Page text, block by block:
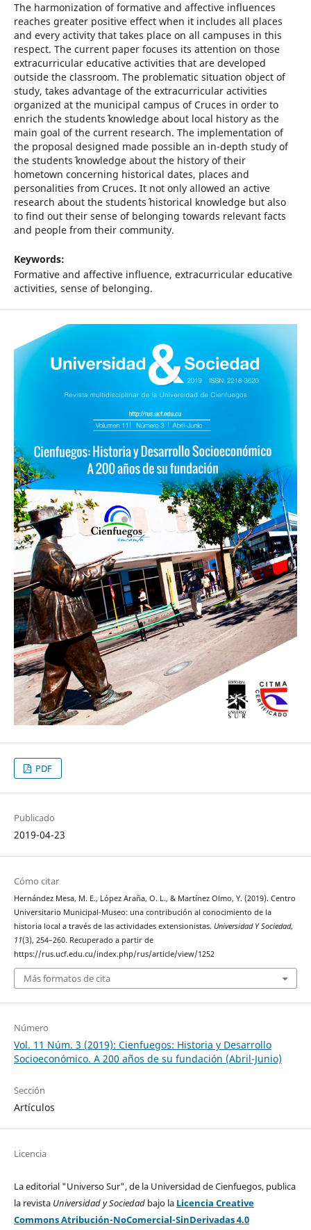
The harmonization of formative and affective influences
reaches greater positive effect when it includes all places
and every activity that takes place on all campuses in this
respect. The current paper focuses its attention on those
extracurricular educative activities that are developed
outside the classroom. The problematic situation object of
study, takes advantage of the extracurricular activities
organized at the municipal campus of Cruces in order to
enrich the students´ knowledge about local history as the
main goal of the current research. The implementation of
the proposal designed made possible an in-depth study of
the students´ knowledge about the history of their
hometown concerning historical dates, places and
personalities from Cruces. It not only allowed an active
research about the students´ historical knowledge but also
to find out their sense of belonging towards relevant facts
and people from their community.
Keywords:
Formative and affective influence, extracurricular educative
activities, sense of belonging.
PDF
Publicado
2019-04-23
Cómo citar
Hernández Mesa, M. E., López Araña, O. L., & Martínez Olmo, Y. (2019). Centro
Universitario Municipal-Museo: una contribución al conocimiento de la
historia local a través de las actividades extensionistas. Universidad Y Sociedad,
11(3), 254–260. Recuperado a partir de
https://rus.ucf.edu.cu/index.php/rus/article/view/1252
Más formatos de cita
Número
Vol. 11 Núm. 3 (2019): Cienfuegos: Historia y Desarrollo
Socioeconómico. A 200 años de su fundación (Abril-Junio)
Sección
Artículos
Licencia
La editorial "Universo Sur", de la Universidad de Cienfuegos, publica
la revista Universidad y Sociedad bajo la Licencia Creative
Commons Atribución-NoComercial-SinDerivadas 4.0